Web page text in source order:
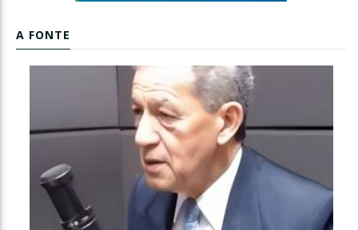
A FONTE